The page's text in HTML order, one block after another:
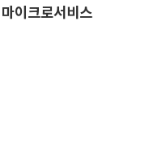
이크로서비스